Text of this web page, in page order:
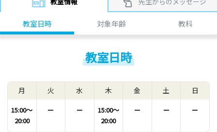
教室日時 対象年齢 教科
教室日時
月
15:00〜
20:00
火
ー
水
ー
木
15:00〜
20:00
金
ー
土
ー
日
ー